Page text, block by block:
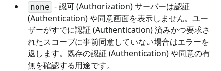
none - 認可 (Authorization) サーバーは認証
(Authentication) や同意画面を表示しません。ユー
ザーがすでに認証 (Authentication) 済みかつ要求さ
れたスコープに事前同意していない場合はエラーを
返します。既存の認証 (Authentication) や同意の有
無を確認する用途です。